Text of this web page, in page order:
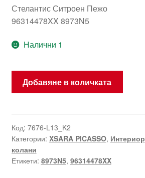
Стелантис Ситроен Пежо
96314478XX 8973N5
Налични 1
количество
обезопасителен
колан
Ситроен
Ксара
Добавяне в количката
Код: 7676-L13_K2
Категории: XSARA PICASSO, Интериор
колани
Етикети: 8973N5, 96314478XX